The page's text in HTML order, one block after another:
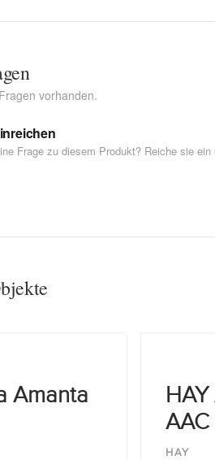
vorhanden.
Frage zu diesem Produkt? Reiche sie
Amanta
AAC
HAY